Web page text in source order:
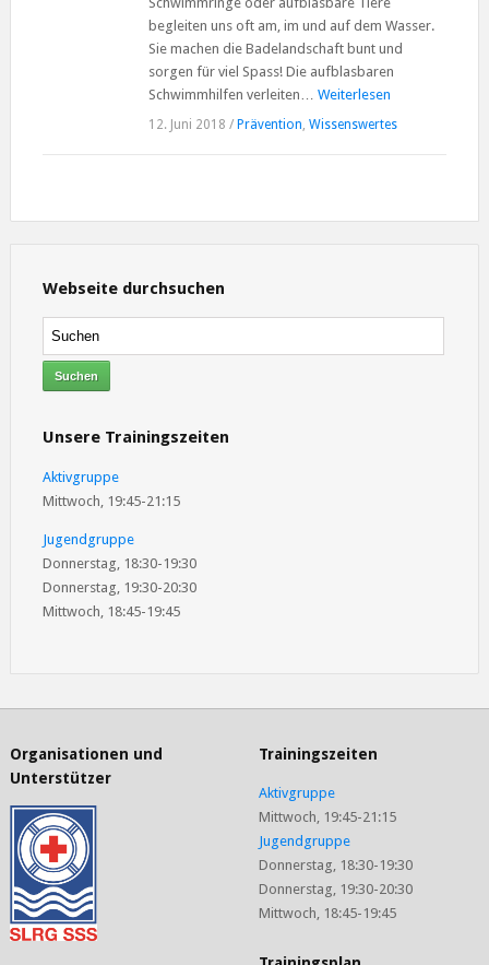
begleiten uns oft am, im und auf dem Wasser.
Sie machen die Badelandschaft bunt und
sorgen für viel Spass! Die aufblasbaren
Schwimmhilfen verleiten…Weiterlesen
12. Juni 2018 / Prävention,Wissenswertes
Webseite durchsuchen
Unsere Trainingszeiten
Aktivgruppe
Mittwoch, 19:45-21:15
Jugendgruppe
Donnerstag, 18:30-19:30
Donnerstag, 19:30-20:30
Mittwoch, 18:45-19:45
Organisationen und
Unterstützer
Trainingszeiten
Aktivgruppe
Mittwoch, 19:45-21:15
Jugendgruppe
Donnerstag, 18:30-19:30
Donnerstag, 19:30-20:30
Mittwoch, 18:45-19:45